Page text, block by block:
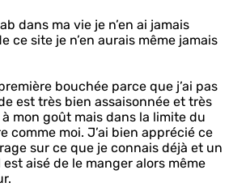
dans ma vie je n’en ai jamais
site je n’en aurais même jamais
bouchée parce que j’ai pas
est très bien assaisonnée et très
mon goût mais dans la limite du
moi. J’ai bien apprécié ce
sur ce que je connais déjà et un
aisé de le manger alors même